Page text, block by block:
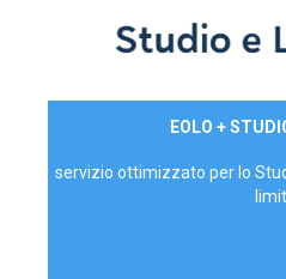
EOLO +
servizio ottimizzato per lo